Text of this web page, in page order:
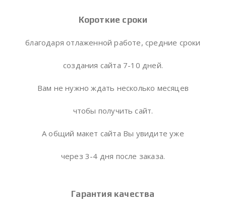
Короткие сроки
благодаря отлаженной работе, средние сроки
создания сайта 7-10 дней.
Вам не нужно ждать несколько месяцев
чтобы получить сайт.
А общий макет сайта Вы увидите уже
через 3-4 дня после заказа.
Гарантия качества